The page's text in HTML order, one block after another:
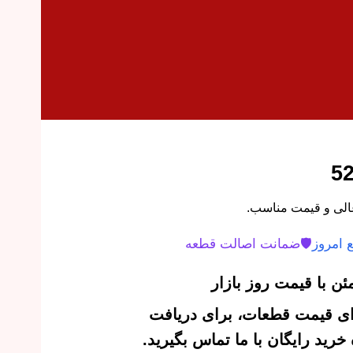
امروز 🛡️ضمانت اصالت قطعه
با قیمت روز بازار
قیمت قطعات، برای دریافت
رایگان با ما تماس بگیرید.